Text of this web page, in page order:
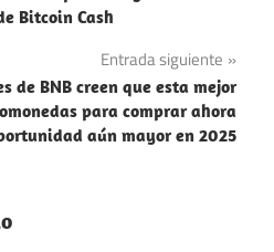
Bitcoin Cash
Entrada siguiente
de BNB creen que esta mejor
para comprar ahora
aún mayor en 2025